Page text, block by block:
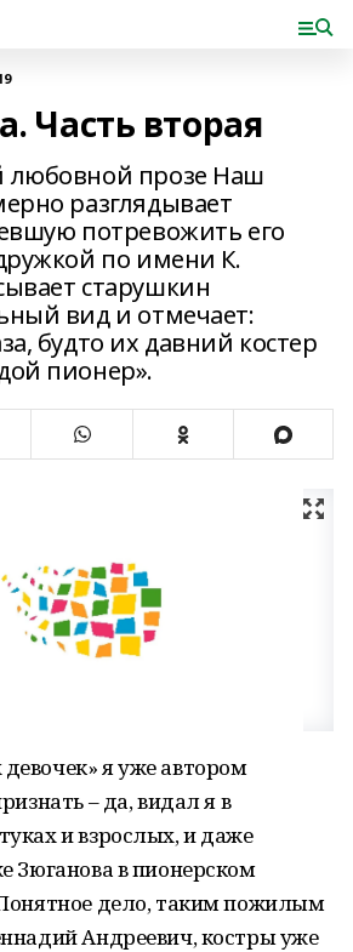
Часть вторая
прозе Наш
разглядывает
потревожить его
по имени К.
старушкин
вид и отмечает:
будто их давний костер
пионер».
я уже автором
– да, видал я в
и взрослых, и даже
Зюганова в пионерском
дело, таким пожилым
Андреевич, костры уже